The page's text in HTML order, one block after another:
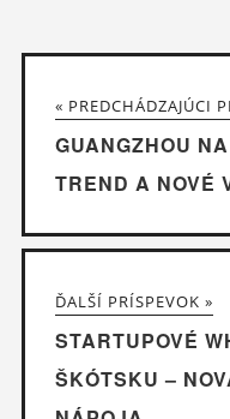
« PREDCHÁDZAJÚCI
GUANGZHOU
TREND A NOVÉ
ĎALŠÍ PRÍSPEVOK »
STARTUPOVÉ
ŠKÓTSKU –